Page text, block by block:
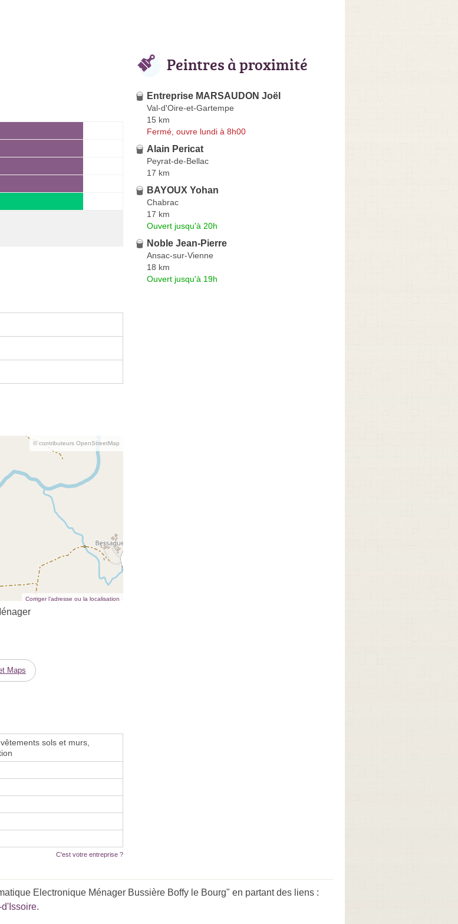
© contributeurs OpenStreetMap
Corriger l’adresse ou la localisation
Maps
sols et murs,
C'est votre entreprise ?
Peintres à proximité
Entreprise MARSAUDON Joël
Val-d'Oire-et-Gartempe
15 km
Fermé, ouvre lundi à 8h00
Alain Pericat
Peyrat-de-Bellac
17 km
BAYOUX Yohan
Chabrac
17 km
Ouvert jusqu'à 20h
Noble Jean-Pierre
Ansac-sur-Vienne
18 km
Ouvert jusqu'à 19h
Electronique Ménager Bussière Boffy le Bourg" en partant des liens :
.